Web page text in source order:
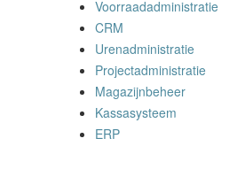
Voorraadadministratie
CRM
Urenadministratie
Projectadministratie
Magazijnbeheer
Kassasysteem
ERP